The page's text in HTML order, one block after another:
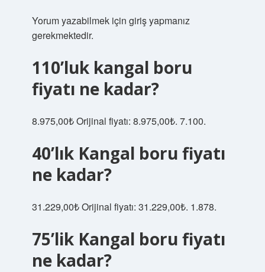
Yorum yazabilmek için giriş yapmanız
gerekmektedir.
110’luk kangal boru
fiyatı ne kadar?
8.975,00₺ Orijinal fiyatı: 8.975,00₺. 7.100.
40’lık Kangal boru fiyatı
ne kadar?
31.229,00₺ Orijinal fiyatı: 31.229,00₺. 1.878.
75’lik Kangal boru fiyatı
ne kadar?